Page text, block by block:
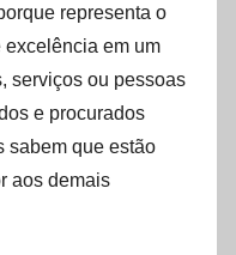
representa o
em um
serviços ou pessoas
e procurados
sabem que estão
aos demais